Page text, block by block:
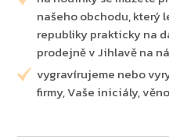
našeho obchodu, který
republiky prakticky na
prodejně v Jihlavě na
vygravírujeme nebo
firmy, Vaše iniciály,